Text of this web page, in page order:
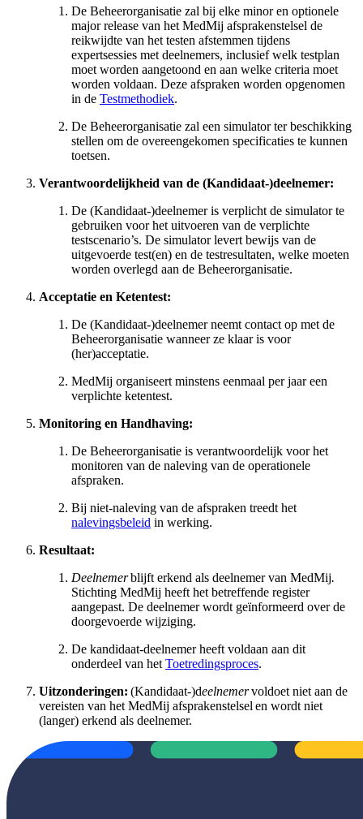
De Beheerorganisatie zal bij elke minor en optionele
major release van het MedMij afsprakenstelsel de
reikwijdte van het testen afstemmen tijdens
expertsessies met deelnemers, inclusief welk testplan
moet worden aangetoond en aan welke criteria moet
worden voldaan. Deze afspraken worden opgenomen
in de Testmethodiek.
De Beheerorganisatie zal een simulator ter beschikking
stellen om de overeengekomen specificaties te kunnen
toetsen.
Verantwoordelijkheid van de (Kandidaat-)deelnemer:
De (Kandidaat-)deelnemer is verplicht de simulator te
gebruiken voor het uitvoeren van de verplichte
testscenario’s. De simulator levert bewijs van de
uitgevoerde test(en) en de testresultaten, welke moeten
worden overlegd aan de Beheerorganisatie.
Acceptatie en Ketentest:
De (Kandidaat-)deelnemer neemt contact op met de
Beheerorganisatie wanneer ze klaar is voor
(her)acceptatie.
MedMij organiseert minstens eenmaal per jaar een
verplichte ketentest.
Monitoring en Handhaving:
De Beheerorganisatie is verantwoordelijk voor het
monitoren van de naleving van de operationele
afspraken.
Bij niet-naleving van de afspraken treedt het
nalevingsbeleid in werking.
Resultaat:
Deelnemerblijft erkend als deelnemer van MedMij.
Stichting MedMij heeft het betreffende register
aangepast. De deelnemer wordt geïnformeerd over de
doorgevoerde wijziging.
De kandidaat-deelnemer heeft voldaan aan dit
onderdeel van het Toetredingsproces.
Uitzonderingen: (Kandidaat-)deelnemervoldoet niet aan de
vereisten van het MedMij afsprakenstelsel en wordt niet
(langer) erkend als deelnemer.